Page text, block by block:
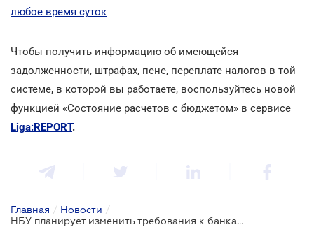
любое время суток
Чтобы получить информацию об имеющейся
задолженности, штрафах, пене, переплате налогов в той
системе, в которой вы работаете, воспользуйтесь новой
функцией «Состояние расчетов с бюджетом» в сервисе
Liga:REPORT.
Главная / Новости /
НБУ планирует изменить требования к банкам по раскрытию информации